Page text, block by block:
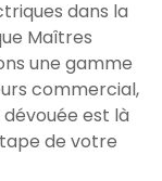
dans la
Maîtres
une gamme
commercial,
est là
de votre